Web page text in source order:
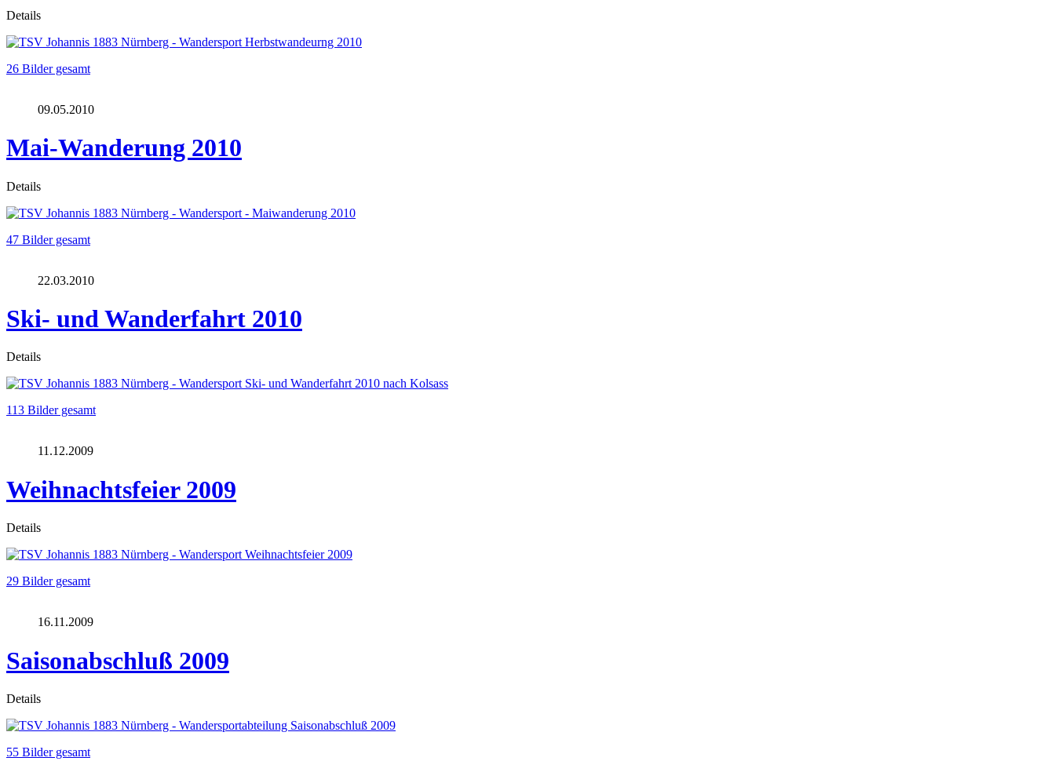
Details
26 Bilder gesamt
09.05.2010
Mai-Wanderung 2010
Details
47 Bilder gesamt
22.03.2010
Ski- und Wanderfahrt 2010
Details
113 Bilder gesamt
11.12.2009
Weihnachtsfeier 2009
Details
29 Bilder gesamt
16.11.2009
Saisonabschluß 2009
Details
55 Bilder gesamt